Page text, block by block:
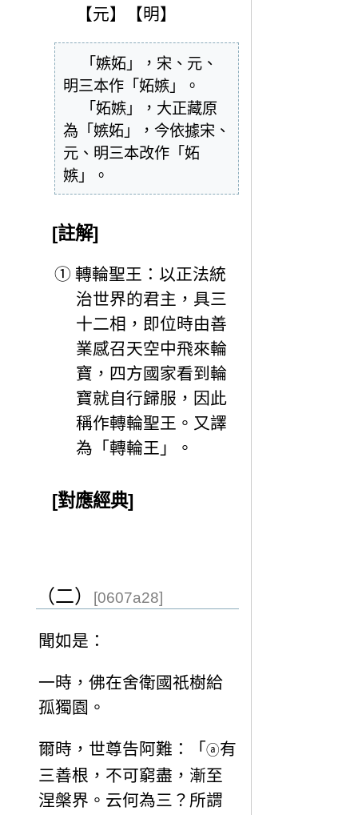
【元】【明】
明三本作「妬嫉」。
為「嫉妬」，今依據宋、
元、明三本改作「妬
嫉」。
[註解]
① 轉輪聖王：以正法統
治世界的君主，具三
十二相，即位時由善
業感召天空中飛來輪
寶，四方國家看到輪
寶就自行歸服，因此
稱作轉輪聖王。又譯
為「轉輪王」。
[對應經典]
（二） [0607a28]
聞如是：
一時，佛在舍衛國祇樹給
孤獨園。
爾時，世尊告阿難：「 ⓐ有
三善根，不可窮盡，漸至
涅槃界。云何為三？所謂